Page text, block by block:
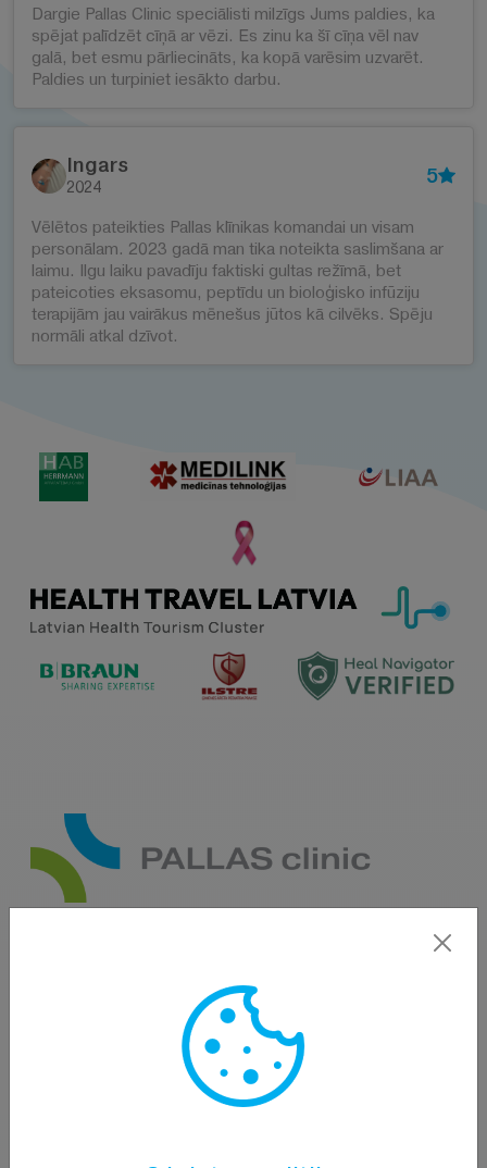
Dargie Pallas Clinic speciālisti milzīgs Jums paldies, ka
spējat palīdzēt cīņā ar vēzi. Es zinu ka šī cīņa vēl nav
galā, bet esmu pārliecināts, ka kopā varēsim uzvarēt.
Paldies un turpiniet iesākto darbu.
Ingars
2024 5
Vēlētos pateikties Pallas klīnikas komandai un visam
personālam. 2023 gadā man tika noteikta saslimšana ar
laimu. Ilgu laiku pavadīju faktiski gultas režīmā, bet
pateicoties eksasomu, peptīdu un bioloģisko infūziju
terapijām jau vairākus mēnešus jūtos kā cilvēks. Spēju
normāli atkal dzīvot.
“Pallas Clinic" klīnika sniedz saviem klientiem
integrējošus un profilaktiskus medicīnas pakalpojumus.
Mēs sniedzam personalizētu un integratīvu medicīnisku
pieeju onkoloģijas pacientu aprūpē, piedāvājot
konsultācijas un albalsta terapijas ārstēšanas laikā.